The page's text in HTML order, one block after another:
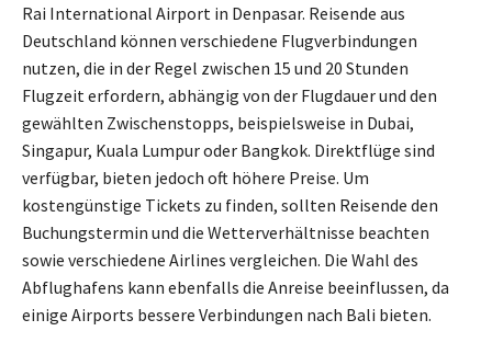
Rai International Airport in Denpasar. Reisende aus
Deutschland können verschiedene Flugverbindungen
nutzen, die in der Regel zwischen 15 und 20 Stunden
Flugzeit erfordern, abhängig von der Flugdauer und den
gewählten Zwischenstopps, beispielsweise in Dubai,
Singapur, Kuala Lumpur oder Bangkok. Direktflüge sind
verfügbar, bieten jedoch oft höhere Preise. Um
kostengünstige Tickets zu finden, sollten Reisende den
Buchungstermin und die Wetterverhältnisse beachten
sowie verschiedene Airlines vergleichen. Die Wahl des
Abflughafens kann ebenfalls die Anreise beeinflussen, da
einige Airports bessere Verbindungen nach Bali bieten.